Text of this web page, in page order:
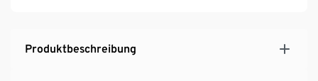
Produktbeschreibung